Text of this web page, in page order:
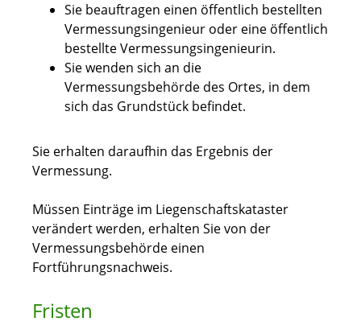
Sie beauftragen einen öffentlich bestellten
Vermessungsingenieur oder eine öffentlich
bestellte Vermessungsingenieurin.
Sie wenden sich an die
Vermessungsbehörde des Ortes, in dem
sich das Grundstück befindet.
Sie erhalten daraufhin das Ergebnis der
Vermessung.
Müssen Einträge im Liegenschaftskataster
verändert werden, erhalten Sie von der
Vermessungsbehörde einen
Fortführungsnachweis.
Fristen